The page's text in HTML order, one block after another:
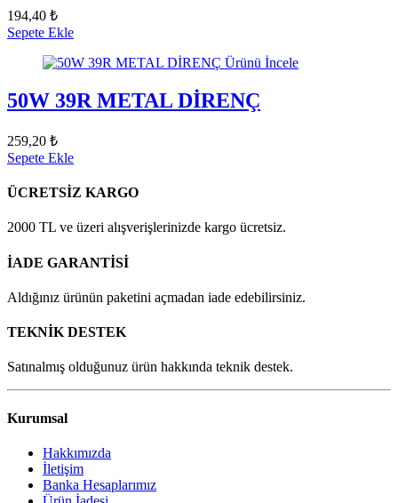
194,40 ₺
Sepete Ekle
Ürünü İncele
50W 39R METAL DİRENÇ
259,20 ₺
Sepete Ekle
ÜCRETSİZ KARGO
2000 TL ve üzeri alışverişlerinizde kargo ücretsiz.
İADE GARANTİSİ
Aldığınız ürünün paketini açmadan iade edebilirsiniz.
TEKNİK DESTEK
Satınalmış olduğunuz ürün hakkında teknik destek.
Kurumsal
Hakkımızda
İletişim
Banka Hesaplarımız